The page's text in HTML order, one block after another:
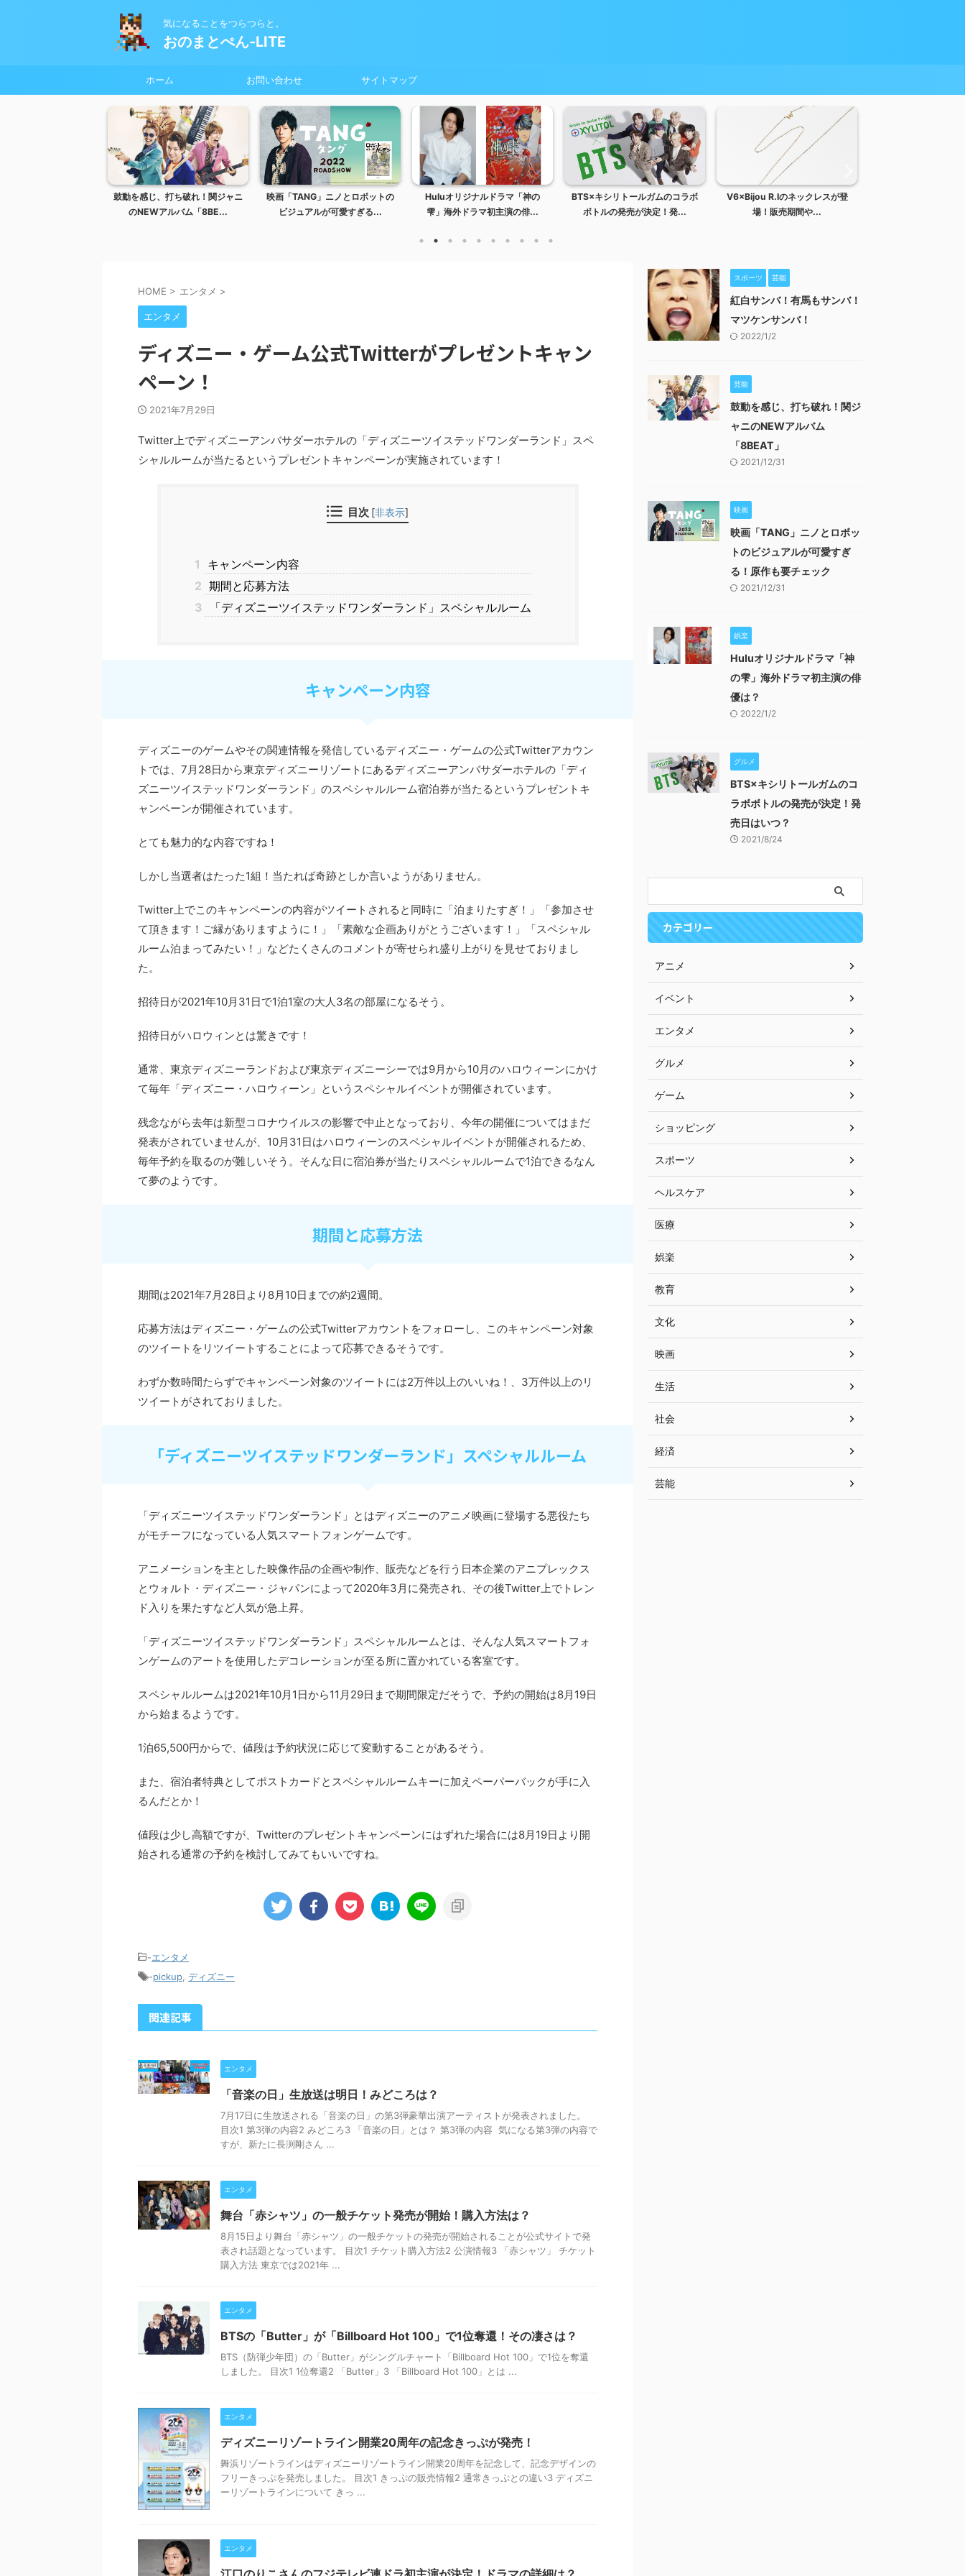
気になることをつらつらと。
おのまとぺん-LITE
ホーム お問い合わせ サイトマップ
鼓動を感じ、打ち破れ！関ジャニ
のNEWアルバム「8BE...
映画「TANG」ニノとロボットの
ビジュアルが可愛すぎる...
Huluオリジナルドラマ「神の
雫」海外ドラマ初主演の俳...
BTS×キシリトールガムのコラボ
ボトルの発売が決定！発...
V6×Bijou R.Iのネックレスが登
場！販売期間や...
HOME > エンタメ >
エンタメ
ディズニー・ゲーム公式Twitterがプレゼントキャン
ペーン！
2021年7月29日
Twitter 上でディズニーアンバサダーホテルの「ディズニーツイステッドワンダーランド」スペ
シャルルームが当たるというプレゼントキャンペーンが実施されています！
目次 [非表示]
1
キャンペーン内容
2 期間と応募方法
3
「ディズニーツイステッドワンダーランド」スペシャルルーム
キャンペーン内容
ディズニーのゲームやその関連情報を発信しているディズニー・ゲームの公式Twitterアカウン
トでは、 7 月 28日から東京ディズニーリゾートにあるディズニーアンバサダーホテルの「ディ
ズニーツイステッドワンダーランド」のスペシャルルーム宿泊券が当たるというプレゼントキ
ャンペーンが開催されています。
とても魅力的な内容ですね！
しかし当選者はたった1組！当たれば奇跡としか言いようがありません。
Twitter 上でこのキャンペーンの内容がツイートされると同時に「泊まりたすぎ！」「参加させ
て頂きます！ご縁がありますように！」「素敵な企画ありがとうございます！」「スペシャル
ルーム泊まってみたい！」などたくさんのコメントが寄せられ盛り上がりを見せておりまし
た。
招待日が2021年10月 31 日で1泊1室の大人 3名の部屋になるそう。
招待日がハロウィンとは驚きです！
通常、東京ディズニーランドおよび東京ディズニーシーでは9月から10月のハロウィーンにかけ
て毎年「ディズニー・ハロウィーン」というスペシャルイベントが開催されています。
残念ながら去年は新型コロナウイルスの影響で中止となっており、今年の開催についてはまだ
発表がされていませんが、 10月 31 日はハロウィーンのスペシャルイベントが開催されるため、
毎年予約を取るのが難しいそう。そんな日に宿泊券が当たりスペシャルルームで1泊できるなん
て夢のようです。
期間と応募方法
期間は2021年7 月 28日より 8月 10日までの約2週間。
応募方法はディズニー・ゲームの公式Twitterアカウント をフォローし、このキャンペーン対象
のツイートをリツイートすることによって応募できるそうです。
わずか数時間たらずでキャンペーン対象のツイートには2万件以上のいいね！、 3万件以上のリ
ツイートがされておりました。
「ディズニーツイステッドワンダーランド」スペシャルルーム
「ディズニーツイステッドワンダーランド」とはディズニーのアニメ映画に登場する悪役たち
がモチーフになっている人気スマートフォンゲームです。
アニメーションを主とした映像作品の企画や制作、販売などを行う日本企業のアニプレックス
とウォルト・ディズニー・ジャパンによって2020年3 月に発売され、その後Twitter 上でトレン
ド入りを果たすなど人気が急上昇。
「ディズニーツイステッドワンダーランド」スペシャルルームとは、そんな人気スマートフォ
ンゲームのアートを使用したデコレーションが至る所に置かれている客室です。
スペシャルルームは2021年10月 1 日から11 月 29日まで期間限定だそうで、予約の開始は8月 19日
から始まるようです。
1泊65,500円からで、値段は予約状況に応じて変動することがあるそう。
また、宿泊者特典としてポストカードとスペシャルルームキーに加えペーパーバックが手に入
るんだとか！
値段は少し高額ですが、 Twitterのプレゼントキャンペーンにはずれた場合には8月 19日より開
始される通常の予約を検討してみてもいいですね。
-エンタメ
-pickup, ディズニー
関連記事
エンタメ
「音楽の日」生放送は明日！みどころは？
7月17日に生放送される「音楽の日」の第3弾豪華出演アーティストが発表されました。
目次1 第3弾の内容2 みどころ3 「音楽の日」とは？ 第3弾の内容 気になる第3弾の内容で
すが、新たに長渕剛さん ...
エンタメ
舞台「赤シャツ」の一般チケット発売が開始！購入方法は？
8月15日より舞台「赤シャツ」の一般チケットの発売が開始されることが公式サイトで発
表され話題となっています。 目次1 チケット購入方法2 公演情報3 「赤シャツ」 チケット
購入方法 東京では2021年 ...
エンタメ
BTSの「Butter」が「Billboard Hot 100」で1位奪還！その凄さは？
BTS（防弾少年団）の「Butter」がシングルチャート「Billboard Hot 100」で1位を奪還
しました。 目次1 1位奪還2 「Butter」3 「Billboard Hot 100」とは ...
エンタメ
ディズニーリゾートライン開業20周年の記念きっぷが発売！
舞浜リゾートラインはディズニーリゾートライン開業20周年を記念して、記念デザインの
フリーきっぷを発売しました。 目次1 きっぷの販売情報2 通常きっぷとの違い3 ディズニ
ーリゾートラインについて きっ ...
エンタメ
スポーツ 芸能
紅白サンバ！有馬もサンバ！
マツケンサンバ！
2022/1/2
芸能
鼓動を感じ、打ち破れ！関ジ
ャニのNEWアルバム
「8BEAT」
2021/12/31
映画
映画「TANG」ニノとロボッ
トのビジュアルが可愛すぎ
る！原作も要チェック
2021/12/31
娯楽
Huluオリジナルドラマ「神
の雫」海外ドラマ初主演の俳
優は？
2022/1/2
グルメ
BTS×キシリトールガムのコ
ラボボトルの発売が決定！発
売日はいつ？
2021/8/24
カテゴリー
アニメ
イベント
エンタメ
グルメ
ゲーム
ショッピング
スポーツ
ヘルスケア
医療
娯楽
教育
文化
映画
生活
社会
経済
芸能